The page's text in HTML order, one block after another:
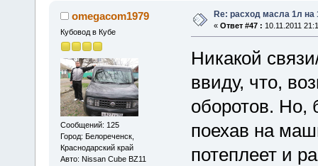
omegacom1979
Кубовод в Кубе
Сообщений: 125
Город: Белореченск,
Краснодарский край
Авто: Nissan Cube BZ11
Re: расход масла 1л на
« Ответ #47 : 10.11.2011
Никакой
ввиду, что,
оборотов. Но,
поехав на
потеплеет и